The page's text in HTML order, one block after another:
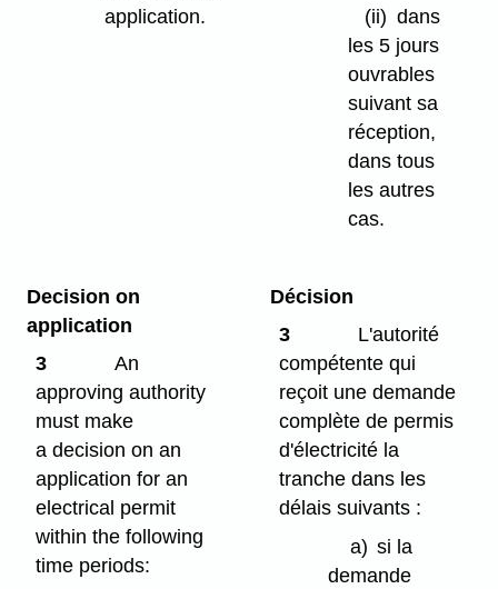
application.
(ii) dans
les 5 jours
ouvrables
suivant sa
réception,
dans tous
les autres
cas.
Decision on
application
3
An
approving authority
must make
a decision on an
application for an
electrical permit
within the following
time periods:
Décision
3
L'autorité
compétente qui
reçoit une demande
complète de permis
d'électricité la
tranche dans les
délais suivants :
a) si la
demande